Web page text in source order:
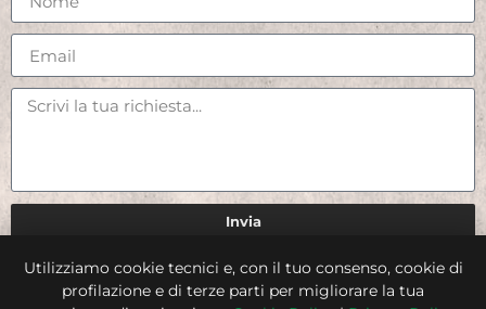
Invia
Credits
Utilizziamo cookie tecnici e, con il tuo consenso, cookie di
profilazione e di terze parti per migliorare la tua